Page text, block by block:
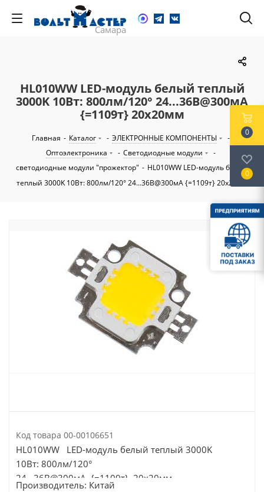
HL010WW LED-модуль белый теплый
3000K 10Вт: 800лм/120° 24...36В@300мА
{=1109т} 20х20мм
Главная - Каталог - ЭЛЕКТРОННЫЕ КОМПОНЕНТЫ
-
Оптоэлектроника
- Светодиодные модули
-
светодиодные модули "прожектор" - HL010WW LED-модуль белый
теплый 3000K 10Вт: 800лм/120° 24...36В@300мА {=1109т} 20х20мм
Код товара 00-00106651
HL010WW LED-модуль белый теплый 3000K
10Вт: 800лм/120°
24...36В@300мА {=1109т} 20х20мм
Производитель: Китай
0
0